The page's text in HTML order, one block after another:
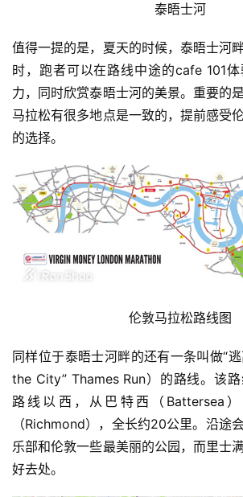
泰晤士河
值得一提的是，夏天的时候，泰晤士河
时，跑者可以在路线中途的cafe 101
力，同时欣赏泰晤士河的美景。重要的
马拉松有很多地点是一致的，提前感受
的选择。
伦敦马拉松路线图
同样位于泰晤士河畔的还有一条叫做“
the City” Thames Run）的路线。该
路线以西，从巴特西（ Battersea）
（Richmond），全长约20公里。沿途
乐部和伦敦一些最美丽的公园，而里士
好去处。